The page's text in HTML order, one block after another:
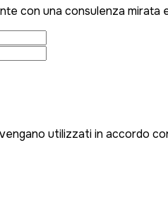
con una consulenza mirata
utilizzati in accordo